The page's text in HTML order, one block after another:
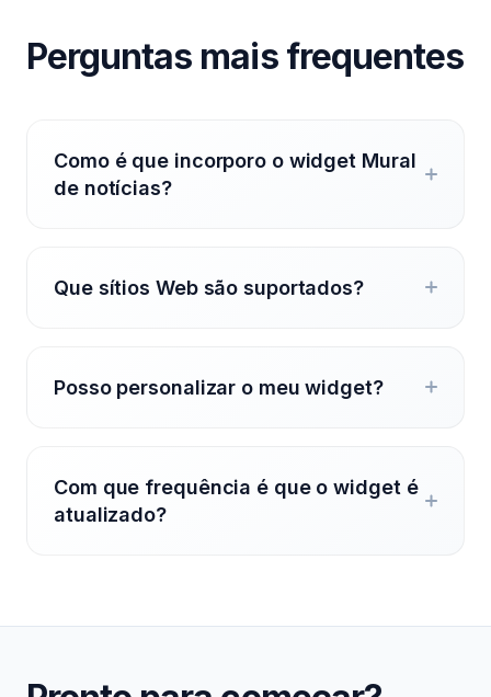
Perguntas mais frequentes
Como é que incorporo o widget Mural
de notícias?
Que sítios Web são suportados?
Posso personalizar o meu widget?
Com que frequência é que o widget é
atualizado?